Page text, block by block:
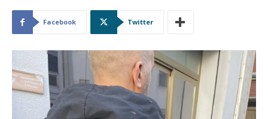
Facebook Twitter